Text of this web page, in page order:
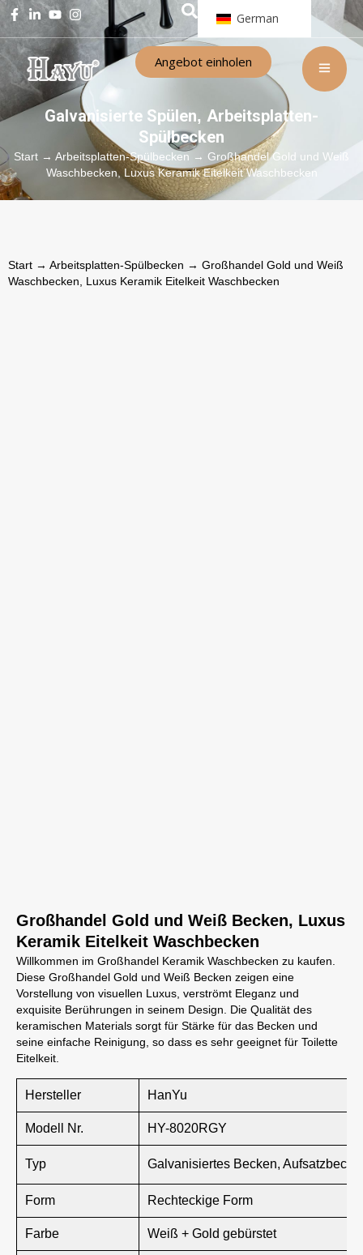
German
Angebot einholen
Galvanisierte Spülen, Arbeitsplatten-
Spülbecken
Start → Arbeitsplatten-Spülbecken → Großhandel Gold und Weiß
Waschbecken, Luxus Keramik Eitelkeit Waschbecken
Start → Arbeitsplatten-Spülbecken → Großhandel Gold und Weiß
Waschbecken, Luxus Keramik Eitelkeit Waschbecken
Großhandel Gold und Weiß Becken, Luxus
Keramik Eitelkeit Waschbecken
Willkommen im Großhandel Keramik Waschbecken zu kaufen.
Diese Großhandel Gold und Weiß Becken zeigen eine
Vorstellung von visuellen Luxus, verströmt Eleganz und
exquisite Berührungen in seinem Design. Die Qualität des
keramischen Materials sorgt für Stärke für das Becken und
seine einfache Reinigung, so dass es sehr geeignet für Toilette
Eitelkeit.
Hersteller HanYu
Modell Nr. HY-8020RGY
Typ Galvanisiertes Becken,
Form Rechteckige Form
Farbe Weiß + Gold gebürstet